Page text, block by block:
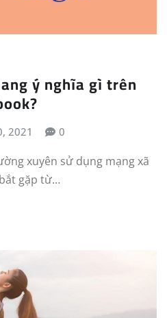
ý nghĩa gì trên
2021 0
xuyên sử dụng mạng xã
gặp từ…